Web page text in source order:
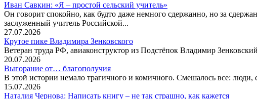
Иван Савкин: «Я – простой сельский учитель»
Он говорит спокойно, как будто даже немного сдержанно, но за
заслуженный учитель Российской...
27.07.2026
Крутое пике Владимира Зенковского
Ветеран труда РФ, авиаконструктор из Подстёпок Владимир
20.07.2026
Выгорание от… благополучия
В этой истории немало трагичного и комичного. Смешалось все:
15.07.2026
Наталия Чернова: Написать книгу – не так страшно, как кажется